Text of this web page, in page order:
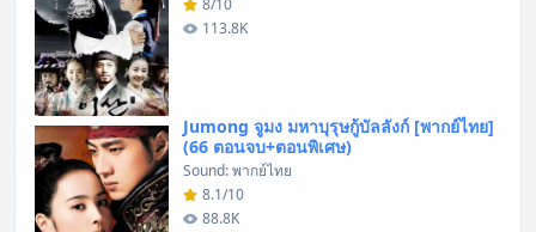
113.8K
Jumong จูมง มหาบุรุษกู้บัลลังก์ [พากย์ไทย]
(66 ตอนจบ+ตอนพิเศษ)
Sound: พากย์ไทย
8.1/10
88.8K